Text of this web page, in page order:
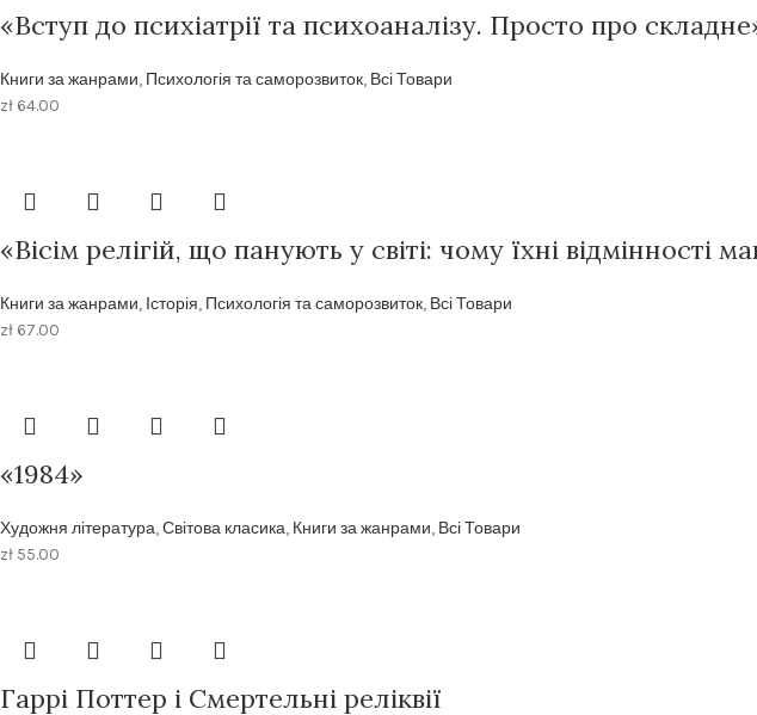
«Вступ до психіатрії та психоаналізу. Просто про
Книги за жанрами, Психологія та саморозвиток, Всі Товари
zł 64.00
«Вісім релігій, що панують у світі: чому їхні відмінності
Книги за жанрами, Історія, Психологія та саморозвиток, Всі Товари
zł 67.00
«1984»
Художня література,Світова класика, Книги за жанрами, Всі Товари
zł 55.00
Гаррі Поттер і Смертельні реліквії